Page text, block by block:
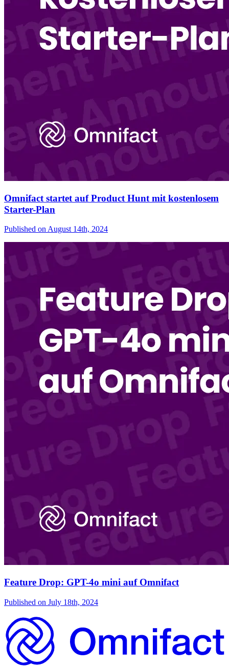
Omnifact startet auf Product Hunt mit kostenlosem
Starter-Plan
Published on August 14th, 2024
Feature Drop: GPT-4o mini auf Omnifact
Published on July 18th, 2024